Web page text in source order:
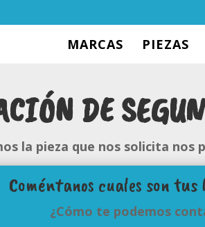
MARCAS PIEZAS
DE
la pieza que nos solicita
Coméntanos cuales son tus
¿Cómo te podemos